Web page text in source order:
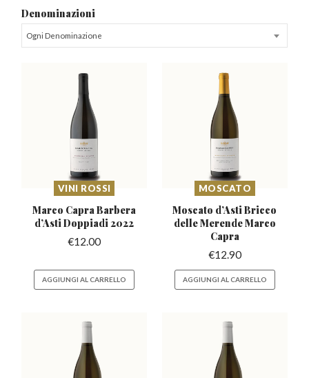
Denominazioni
Ogni Denominazione
VINI ROSSI
Marco Capra Barbera
d’AstiDoppiadi 2022
€12.00
AGGIUNGI AL CARRELLO
MOSCATO
Moscato d’Asti Bricco
delle Merende Marco
Capra
€12.90
AGGIUNGI AL CARRELLO